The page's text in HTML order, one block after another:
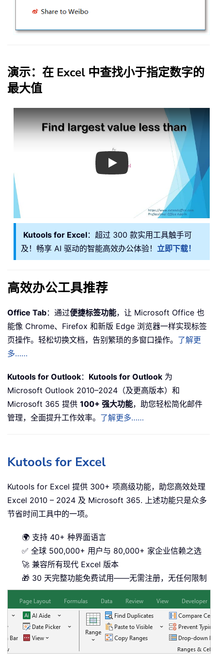
演示：在 Excel 中查找小于指定数字的
最大值
Play
Kutools for Excel：超过 300 款实用工具触手可
及！畅享 AI 驱动的智能高效办公体验！ 立即下载！
高效办公工具推荐
Office Tab：通过便捷标签功能，让 Microsoft Office 也
能像 Chrome、Firefox 和新版 Edge 浏览器一样实现标签
页操作。轻松切换文档，告别繁琐的多窗口操作。 了解更
多……
Kutools for Outlook： Kutools for Outlook 为
Microsoft Outlook 2010–2024（及更高版本）和
Microsoft 365 提供 100+ 强大功能，助您轻松简化邮件
管理，全面提升工作效率。 了解更多……
Kutools for Excel
Kutools for Excel 提供 300+ 项高级功能，助您高效处理
Excel 2010 – 2024 及 Microsoft 365. 上述功能只是众多
节省时间工具中的一项。
🌍 支持 40+ 种界面语言
✅ 全球 500,000+ 用户与 80,000+ 家企业信赖之选
🚀 兼容所有现代 Excel 版本
🎁 30 天完整功能免费试用——无需注册，无任何限制